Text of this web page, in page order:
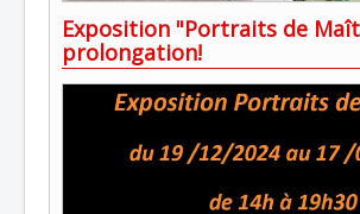
Exposition "Portraits de
prolongation!